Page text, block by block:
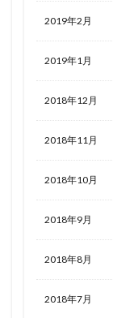
2019年2月
2019年1月
2018年12月
2018年11月
2018年10月
2018年9月
2018年8月
2018年7月